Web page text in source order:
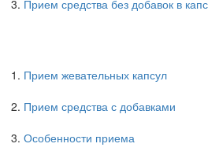
Прием средства без добавок в
Прием жевательных капсул
Прием средства с добавками
Особенности приема